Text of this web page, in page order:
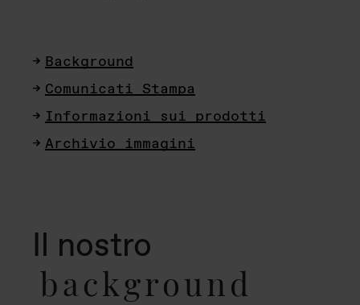
Background
Comunicati Stampa
Informazioni sui prodotti
Archivio immagini
Il nostro
background